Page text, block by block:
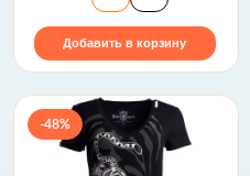
Добавить в корзину
-48%